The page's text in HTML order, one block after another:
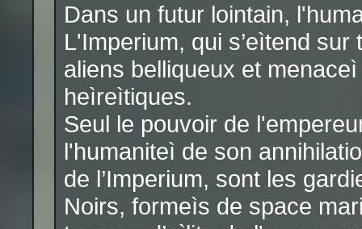
Dans un futur lointain,
L'Imperium, qui s’eìtend
aliens belliqueux et
heìreìtiques.
Seul le pouvoir de
l'humaniteì de son
de l’Imperium, sont les
Noirs, formeìs de space